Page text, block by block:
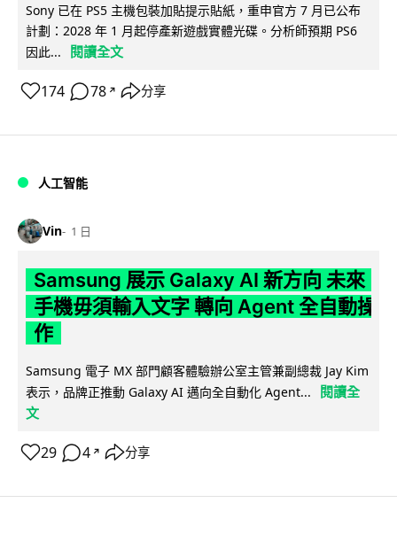
Sony 已在 PS5 主機包裝加貼提示貼紙，重申官方 7 月已公布
計劃：2028 年 1 月起停產新遊戲實體光碟。分析師預期 PS6
因此...
閱讀全文
174 78 ↗ 分享
人工智能
Vin 1 日
Samsung 展示 Galaxy AI 新方向 未來
手機毋須輸入文字 轉向 Agent 全自動操
作
Samsung 電子 MX 部門顧客體驗辦公室主管兼副總裁 Jay Kim
表示，品牌正推動 Galaxy AI 邁向全自動化 Agent...
閱讀全
文
29 4 ↗ 分享